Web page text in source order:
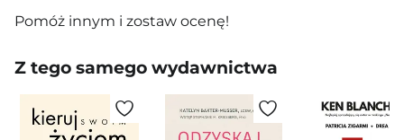
Pomóż innym i zostaw ocenę!
Z tego samego wydawnictwa